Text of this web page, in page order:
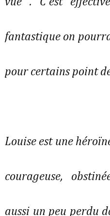
fantastique on
pour certains point
Louise est une
courageuse,
aussi un peu perdu